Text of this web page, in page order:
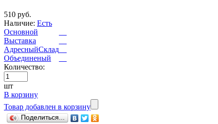
510 руб.
Наличие: Есть
Основной
Выставка
АдресныйСклад
Объединеный
Количество:
шт
В корзину
Товар добавлен в корзину
Поделиться...